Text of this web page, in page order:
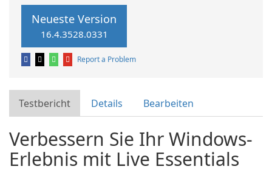
Neueste Version
16.4.3528.0331
Report a Problem
Testbericht Details Bearbeiten
Verbessern Sie Ihr Windows-
Erlebnis mit Live Essentials